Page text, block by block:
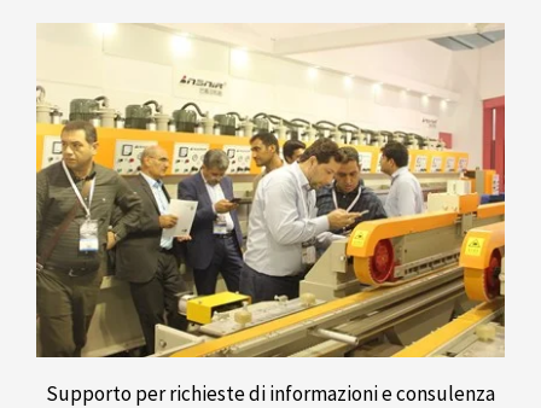
Supporto per richieste di informazioni e consulenza